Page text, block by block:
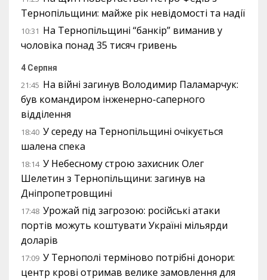
Тернопільщини: майже рік невідомості та надії
10:31 На Тернопільщині “банкір” виманив у
чоловіка понад 35 тисяч гривень
4 Серпня
21:45 На війні загинув Володимир Паламарчук:
був командиром інженерно-саперного
відділення
18:40 У середу на Тернопільщині очікується
шалена спека
18:14 У Небесному строю захисник Олег
Шелетин з Тернопільщини: загинув на
Дніпропетровщині
17:48 Урожай під загрозою: російські атаки
портів можуть коштувати Україні мільярди
доларів
17:09 У Тернополі терміново потрібні донори:
центр крові отримав велике замовлення для